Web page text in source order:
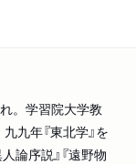
。学習院大学教
九年『東北学』を
論序説』『遠野物